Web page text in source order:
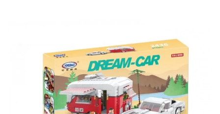
Оставьте отзыв (не менее 50 символов) о товаре на
нашем сайте и получите купон на скидку 50₽ за
текстовый отзыв или 100₽ за отзыв с фото.
Скидка за отзыв
на Яндекс.Маркете 150₽